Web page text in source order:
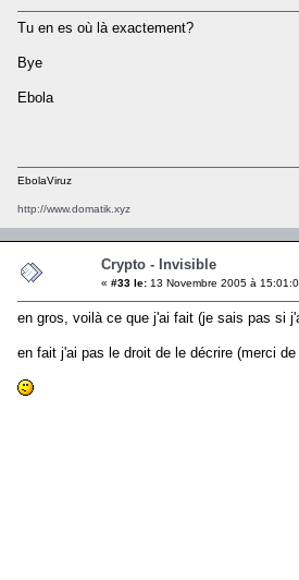
Tu en es où là exactement?
Bye
Ebola
EbolaViruz
http://www.domatik.xyz
Crypto - Invisible
« #33 le: 13 Novembre 2005 à
en gros, voilà ce que j'ai fait (je sais pas si
en fait j'ai pas le droit de le décrire (merci